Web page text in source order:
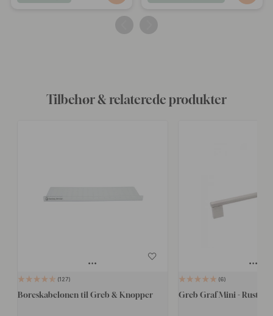
Tilbehør & relaterede produkter
127
Boreskabelonen til Greb & Knopper
6
Greb Graf Mini - Rustfrit